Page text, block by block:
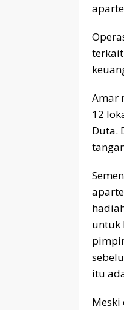
Amar
12
Duta.
untuk
itu
Meski